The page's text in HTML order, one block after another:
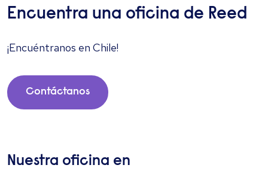
Encuentra una oficina de Reed
¡Encuéntranos en Chile!
Contáctanos
Nuestra oficina en